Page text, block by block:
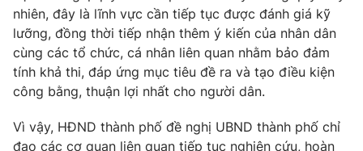
Liên hệ quảng cáo: 024-7300.7108
nhiên, đây là lĩnh vực cần tiếp tục được đánh giá kỹ
lưỡng, đồng thời tiếp nhận thêm ý kiến của nhân dân
cùng các tổ chức, cá nhân liên quan nhằm bảo đảm
tính khả thi, đáp ứng mục tiêu đề ra và tạo điều kiện
công bằng, thuận lợi nhất cho người dân.
Vì vậy, HĐND thành phố đề nghị UBND thành phố chỉ
đạo các cơ quan liên quan tiếp tục nghiên cứu, hoàn